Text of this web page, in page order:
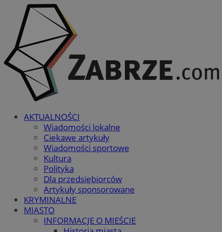
AKTUALNOŚCI
Wiadomości lokalne
Ciekawe artykuły
Wiadomości sportowe
Kultura
Polityka
Dla przedsiębiorców
Artykuły sponsorowane
KRYMINALNE
MIASTO
INFORMACJE O MIEŚCIE